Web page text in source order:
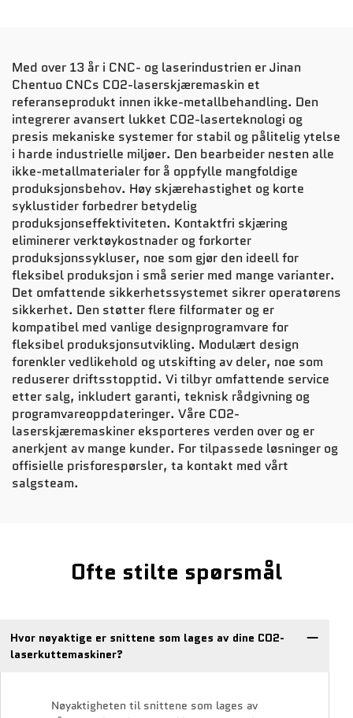
Med over 13 år i CNC- og laserindustrien er Jinan
Chentuo CNCs CO2-laserskjæremaskin et
referanseprodukt innen ikke-metallbehandling. Den
integrerer avansert lukket CO2-laserteknologi og
presis mekaniske systemer for stabil og pålitelig ytelse
i harde industrielle miljøer. Den bearbeider nesten alle
ikke-metallmaterialer for å oppfylle mangfoldige
produksjonsbehov. Høy skjærehastighet og korte
syklustider forbedrer betydelig
produksjonseffektiviteten. Kontaktfri skjæring
eliminerer verktøykostnader og forkorter
produksjonssykluser, noe som gjør den ideell for
fleksibel produksjon i små serier med mange varianter.
Det omfattende sikkerhetssystemet sikrer operatørens
sikkerhet. Den støtter flere filformater og er
kompatibel med vanlige designprogramvare for
fleksibel produksjonsutvikling. Modulært design
forenkler vedlikehold og utskifting av deler, noe som
reduserer driftsstopptid. Vi tilbyr omfattende service
etter salg, inkludert garanti, teknisk rådgivning og
programvareoppdateringer. Våre CO2-
laserskjæremaskiner eksporteres verden over og er
anerkjent av mange kunder. For tilpassede løsninger og
offisielle prisforespørsler, ta kontakt med vårt
salgsteam.
Ofte stilte spørsmål
Hvor nøyaktige er snittene som lages av dine CO2-
laserkuttemaskiner?
Nøyaktigheten til snittene som lages av